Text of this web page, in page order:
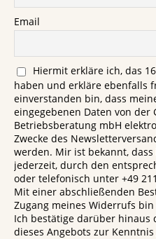
Email
Hiermit erkläre ich, das
haben und erkläre ebenfalls
einverstanden bin, dass
eingegebenen Daten von
Betriebsberatung mbH
Zwecke des
werden. Mir ist bekannt,
jederzeit, durch den
oder telefonisch unter +49
Mit einer abschließenden
Zugang meines Widerrufs
Ich bestätige darüber hinaus
dieses Angebots zur